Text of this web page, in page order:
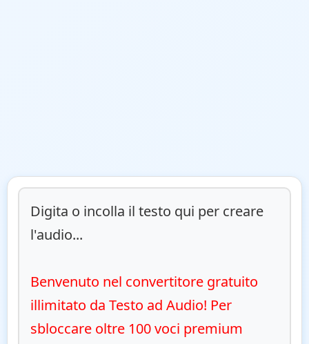
Digita o incolla il testo qui per creare
l'audio...
Benvenuto nel convertitore gratuito
illimitato da Testo ad Audio! Per
sbloccare oltre 100 voci premium